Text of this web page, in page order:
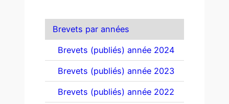
Brevets par années
Brevets (publiés) année 2024
Brevets (publiés) année 2023
Brevets (publiés) année 2022